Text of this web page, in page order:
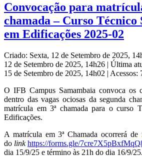
Convocação para
chamada – Curso Técnico
em Edificações 2025-02
Criado: Sexta, 12 de Setembro de 2025,
12 de Setembro de 2025, 14h26 | Última
15 de Setembro de 2025, 14h02 | Acessos:
O IFB Campus Samambaia convoca os
dentro das vagas ociosas da segunda
matrícula em 3ª chamada para o curso
Edificações.
A matrícula em 3ª Chamada ocorrerá
do link https://forms.gle/
dia 15/9/25 e término às 21h do dia 16/9/25.